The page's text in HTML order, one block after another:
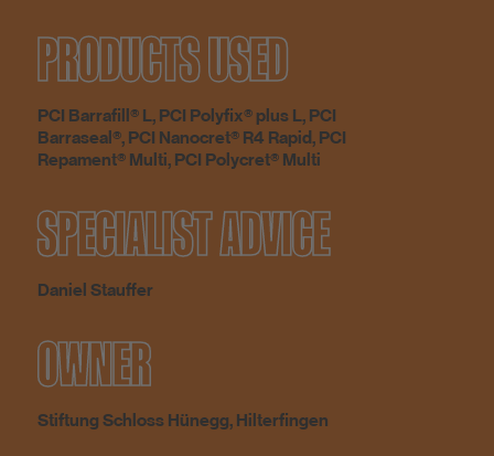
PRODUCTS USED
PCI Barrafill® L, PCI Polyfix® plus L, PCI
Barraseal®, PCI Nanocret® R4 Rapid, PCI
Repament® Multi, PCI Polycret® Multi
SPECIALIST ADVICE
Daniel Stauffer
OWNER
Stiftung Schloss Hünegg, Hilterfingen